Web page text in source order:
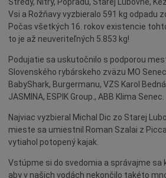
Doprava
Oznamy
Mestský úrad
Projekty
Primátor
Otázky a odpovede
Napísali o nás
Osobnosti
História
Vsi a Rožňavy vyzbieralo 591 kg odpadu
Počas všetkých 16. rokov existencie
to je až neuveriteľných 5.853 kg!
Podujatie sa uskutočnilo s podporou
Slovenského rybárskeho zväzu MO
BabyShark, Burgermanu, VZS Karol
JASMINA, ESPIK Group., ABB Klima Senec.
Najviac vyzbieral Michal Dic zo Starej
mieste sa umiestnil Roman Szalai z
vytiahol potopený kajak.
Vstúpme si do svedomia a správajme sa
aby v našich vodách nekončilo takéto